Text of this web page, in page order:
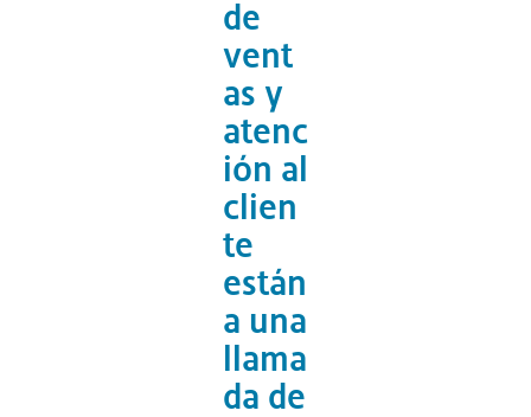
de
vent
as y
atenc
ión al
clien
te
están
a una
llama
da de